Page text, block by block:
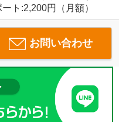
ト:2,200円（月額）
お問い合わせ